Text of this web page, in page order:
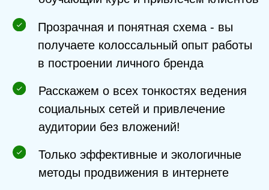
Получить консультацию
Контакты
Еще есть время запрыгнуть
в последний вагон - онлайн курс для
экспертов и спикеров
Получи индивидуальный план развития